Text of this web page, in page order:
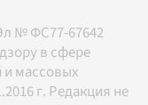
№ ФС77-67642
в сфере
массовых
г. Редакция не